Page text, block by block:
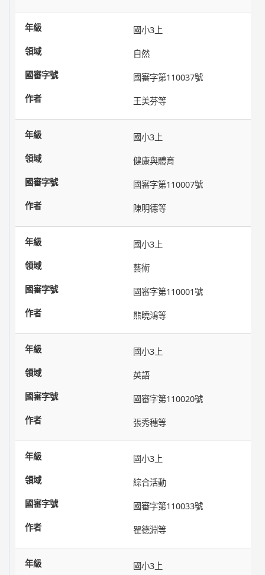
國小3上
自然
國審字第110037號
王美芬等
國小3上
健康與體育
國審字第110007號
陳明德等
國小3上
藝術
國審字第110001號
熊曉鴻等
國小3上
英語
國審字第110020號
張秀穗等
國小3上
綜合活動
國審字第110033號
瞿德淵等
國小3上